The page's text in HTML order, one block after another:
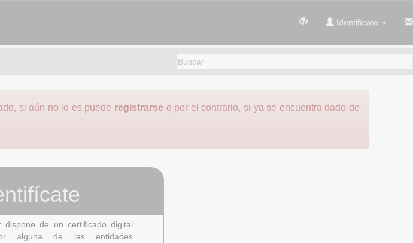
Identifícate
si aún no lo es puede registrarse o por el contrario, si ya se encuentra dado de
dispone de un certificado digital
alguna de las entidades